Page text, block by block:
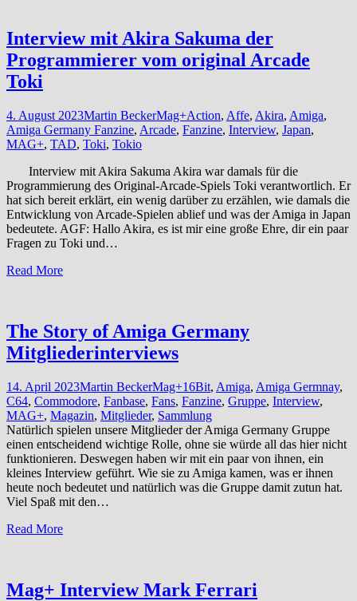
Interview mit Akira Sakuma der
Programmierer vom original Arcade
Toki
4. August 2023Martin BeckerMag+Action, Affe, Akira, Amiga,
Amiga Germany Fanzine, Arcade, Fanzine, Interview, Japan,
MAG+, TAD, Toki, Tokio
Interview mit Akira Sakuma Akira war damals für die
Programmierung des Original-Arcade-Spiels Toki verantwortlich. Er
hat sich bereit erklärt, ein wenig darüber zu erzählen, wie damals die
Entwicklung von Arcade-Spielen ablief und was der Amiga in Japan
bedeutete. AGF: Hallo Akira, es ist mir eine große Ehre, dir ein paar
Fragen zu Toki und…
Read More
The Story of Amiga Germany
Mitgliederinterviews
14. April 2023Martin BeckerMag+16Bit, Amiga, Amiga Germnay,
C64, Commodore, Fanbase, Fans, Fanzine, Gruppe, Interview,
MAG+, Magazin, Mitglieder, Sammlung
Natürlich spielen unsere Mitglieder der Amiga Germany Gruppe
einen entscheidend wichtige Rolle, ohne sie würde all das hier nicht
funktionieren. Deswegen haben wir mit ein paar von ihnen, ein
kleines Interview geführt. Wie sie zu Amiga kamen, was er ihnen
heute noch bedeutet und natürlich was die Gruppe damit zutun hat.
Viel Spaß mit den…
Read More
Mag+ Interview Mark Ferrari